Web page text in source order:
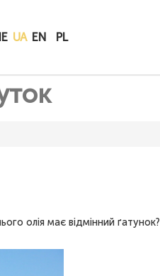
UA EN PL
олія має відмінний ґатунок?